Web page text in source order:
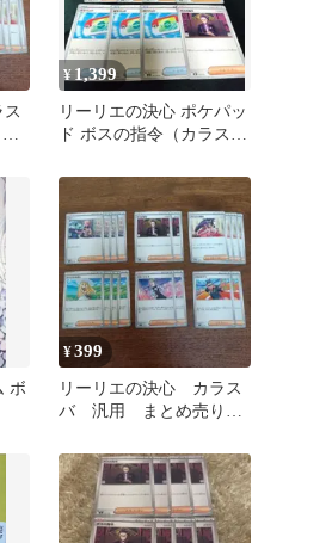
¥ 1,399
リーリエの決心 ポケパッ
ド ボスの指令（カラス
ボ
¥399
リーリエの決心 カラス
バ 汎用 まとめ売り